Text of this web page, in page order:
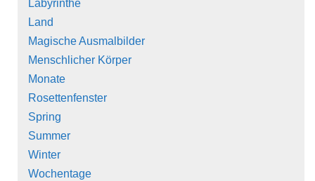
Labyrinthe
Land
Magische Ausmalbilder
Menschlicher Körper
Monate
Rosettenfenster
Spring
Summer
Winter
Wochentage